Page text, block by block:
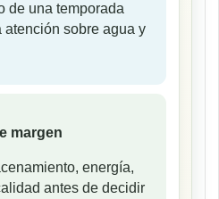
de una temporada
atención sobre agua y
margen
energía,
antes de decidir